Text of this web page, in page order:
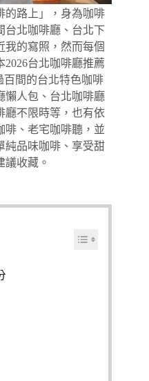
的路上」，身為咖啡
台北咖啡廳、台北下
我的寫照，然而每個
台北咖啡廳推薦
百間的台北特色咖啡
懶人包、台北咖啡廳
廳不限時等，也有依
啡、老宅咖啡聽，並
純品味咖啡、享受甜
議收藏。